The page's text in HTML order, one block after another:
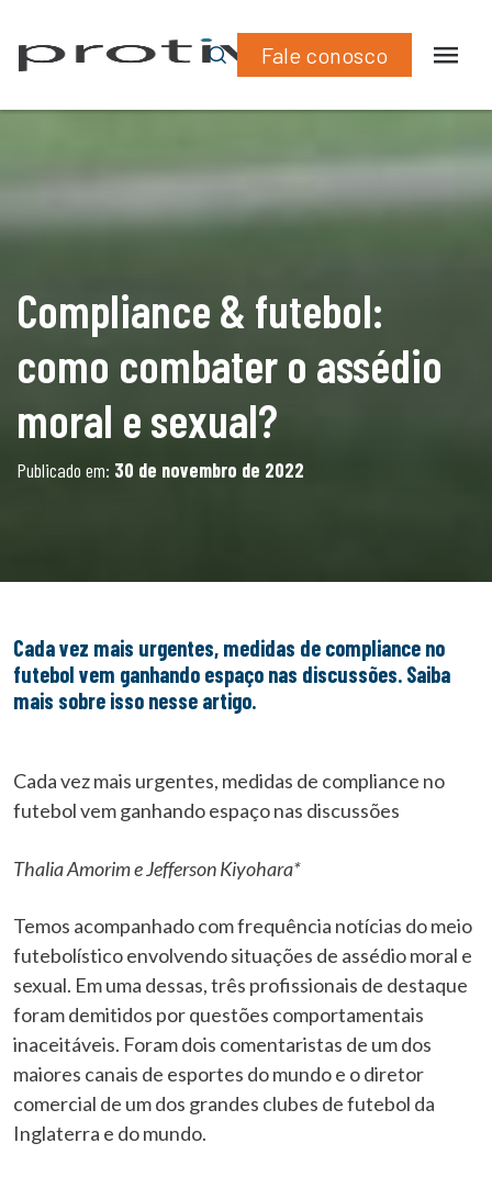
Fale conosco
Compliance & futebol:
como combater o assédio
moral e sexual?
Publicado em: 30 de novembro de 2022
Cada vez mais urgentes, medidas de compliance no
futebol vem ganhando espaço nas discussões. Saiba
mais sobre isso nesse artigo.
Cada vez mais urgentes, medidas de compliance no
futebol vem ganhando espaço nas discussões
Thalia Amorim e Jefferson Kiyohara*
Temos acompanhado com frequência notícias do meio
futebolístico envolvendo situações de assédio moral e
sexual. Em uma dessas, três profissionais de destaque
foram demitidos por questões comportamentais
inaceitáveis. Foram dois comentaristas de um dos
maiores canais de esportes do mundo e o diretor
comercial de um dos grandes clubes de futebol da
Inglaterra e do mundo.